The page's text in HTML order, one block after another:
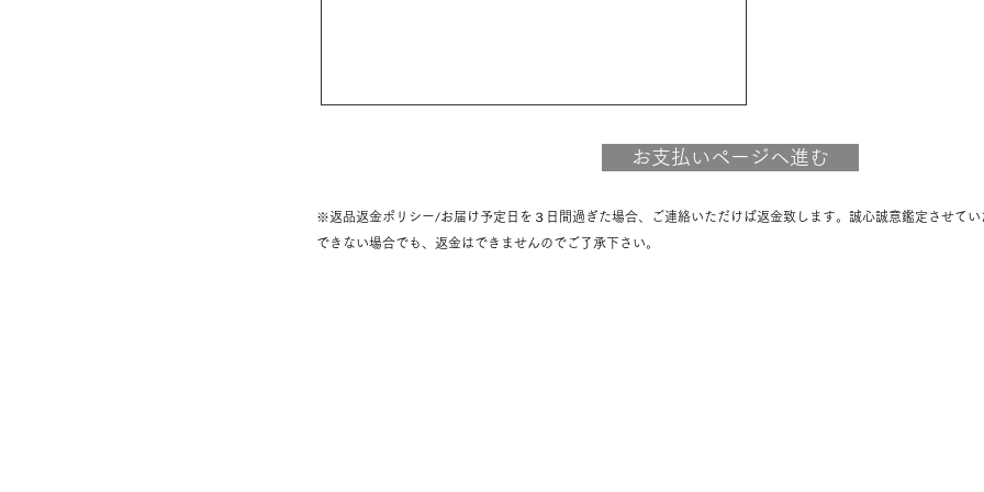
お支払いページへ進む
※返品返金ポリシー/お届け予定日を３日間過ぎた場合、ご連絡いただけば返金致します。誠心誠意鑑定させてい
できない場合でも、返金はできませんのでご了承下さい。